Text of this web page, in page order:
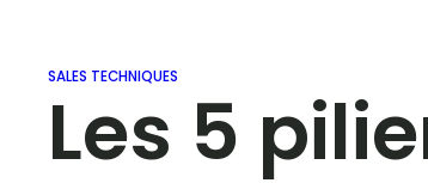
SALES TECHNIQUES
Les 5